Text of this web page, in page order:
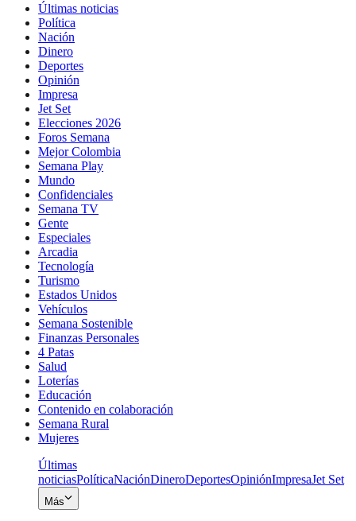
Últimas noticias
Política
Nación
Dinero
Deportes
Opinión
Impresa
Jet Set
Elecciones 2026
Foros Semana
Mejor Colombia
Semana Play
Mundo
Confidenciales
Semana TV
Gente
Especiales
Arcadia
Tecnología
Turismo
Estados Unidos
Vehículos
Semana Sostenible
Finanzas Personales
4 Patas
Salud
Loterías
Educación
Contenido en colaboración
Semana Rural
Mujeres
Últimas
noticiasPolíticaNaciónDineroDeportesOpiniónImpresaJet Set
Más